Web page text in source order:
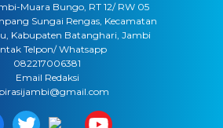
Muara Bungo, RT 12/ RW 05
Sungai Rengas, Kecamatan
Kabupaten Batanghari, Jambi
Telpon/ Whatsapp
082217006381
Email Redaksi